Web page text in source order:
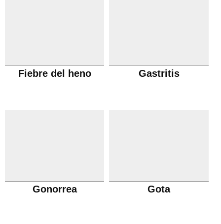
Fiebre del heno Gastritis
Gonorrea Gota